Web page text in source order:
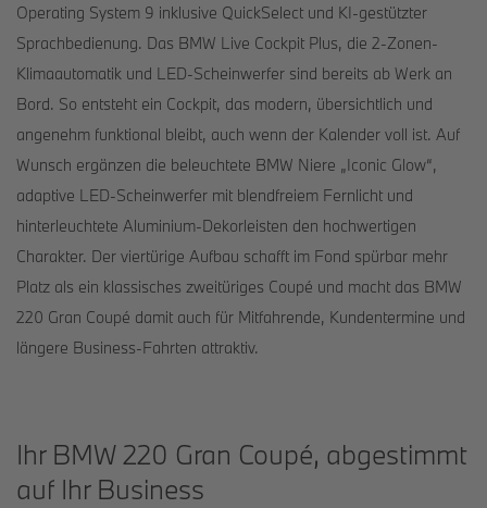
Operating System 9 inklusive QuickSelect und KI-gestützter
Sprachbedienung. Das BMW Live Cockpit Plus, die 2-Zonen-
Klimaautomatik und LED-Scheinwerfer sind bereits ab Werk an
Bord. So entsteht ein Cockpit, das modern, übersichtlich und
angenehm funktional bleibt, auch wenn der Kalender voll ist. Auf
Wunsch ergänzen die beleuchtete BMW Niere „Iconic Glow“,
adaptive LED-Scheinwerfer mit blendfreiem Fernlicht und
hinterleuchtete Aluminium-Dekorleisten den hochwertigen
Charakter. Der viertürige Aufbau schafft im Fond spürbar mehr
Platz als ein klassisches zweitüriges Coupé und macht das BMW
220 Gran Coupé damit auch für Mitfahrende, Kundentermine und
längere Business-Fahrten attraktiv.
Ihr BMW 220 Gran Coupé, abgestimmt
auf Ihr Business